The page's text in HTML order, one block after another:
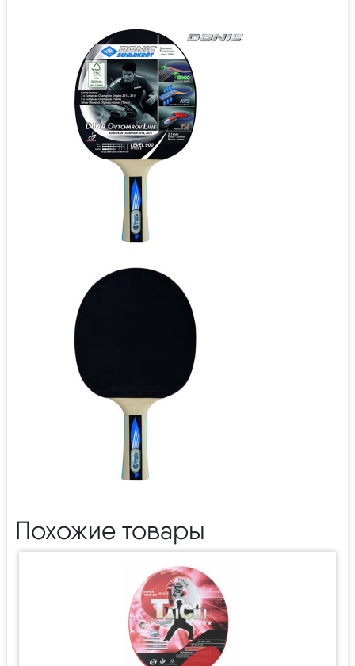
Похожие товары